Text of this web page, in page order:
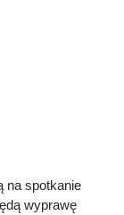
na spotkanie
wyprawę